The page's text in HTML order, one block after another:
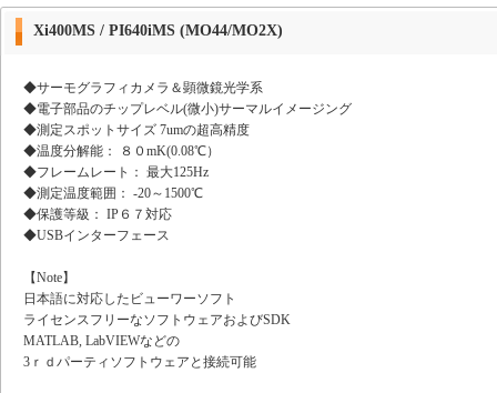
Xi400MS / PI640iMS (MO44/MO2X)
◆サーモグラフィカメラ＆顕微鏡光学系
◆電子部品のチップレベル(微小)サーマルイメージング
◆測定スポットサイズ 7umの超高精度
◆温度分解能： ８０mK(0.08℃）
◆フレームレート： 最大125Hz
◆測定温度範囲： -20～1500℃
◆保護等級： IP６７対応
◆USBインターフェース
【Note】
日本語に対応したビューワーソフト
ライセンスフリーなソフトウェアおよびSDK
MATLAB, LabVIEWなどの
3ｒｄパーティソフトウェアと接続可能